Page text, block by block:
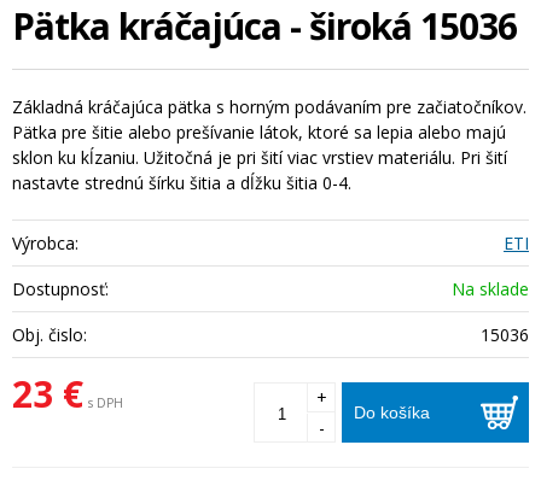
Pätka kráčajúca - široká 15036
Základná kráčajúca pätka s horným podávaním pre začiatočníkov.
Pätka pre šitie alebo prešívanie látok, ktoré sa lepia alebo majú
sklon ku kĺzaniu. Užitočná je pri šití viac vrstiev materiálu. Pri šití
nastavte strednú šírku šitia a dĺžku šitia 0-4.
Výrobca:
ETI
Dostupnosť:
Na sklade
Obj. čislo:
15036
23 € s DPH Do košíka
+
-